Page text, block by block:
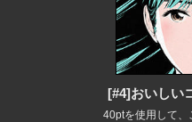
[#4]おいしい
40ptを使用して、